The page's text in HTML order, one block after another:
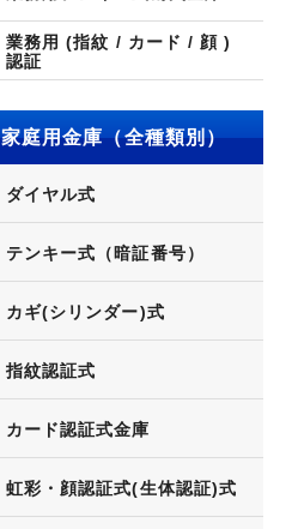
業務用 (指紋 / カード / 顔 )
認証
家庭用金庫（全種類別）
ダイヤル式
テンキー式（暗証番号）
カギ(シリンダー)式
指紋認証式
カード認証式金庫
虹彩・顔認証式(生体認証)式